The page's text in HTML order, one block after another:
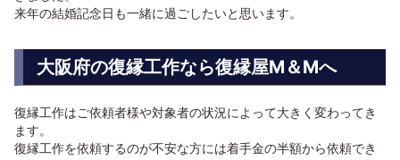
来年の結婚記念日も一緒に過ごしたいと思います。
大阪府の復縁工作なら復縁屋M＆Mへ
復縁工作はご依頼者様や対象者の状況によって大きく変わってき
ます。
復縁工作を依頼するのが不安な方には着手金の半額から依頼でき